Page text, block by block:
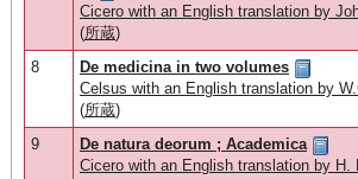
Cicero with an English translation by
(所蔵)
8
De medicina in two volumes
Celsus with an English translation by
(所蔵)
9
De natura deorum ; Academica
Cicero with an English translation by H.